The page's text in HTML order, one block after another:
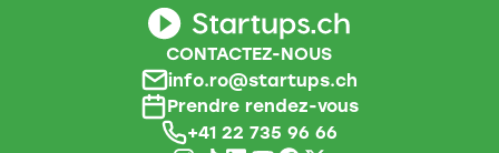
CONTACTEZ-NOUS
info.ro@startups.ch
Prendre rendez-vous
+41 22 735 96 66